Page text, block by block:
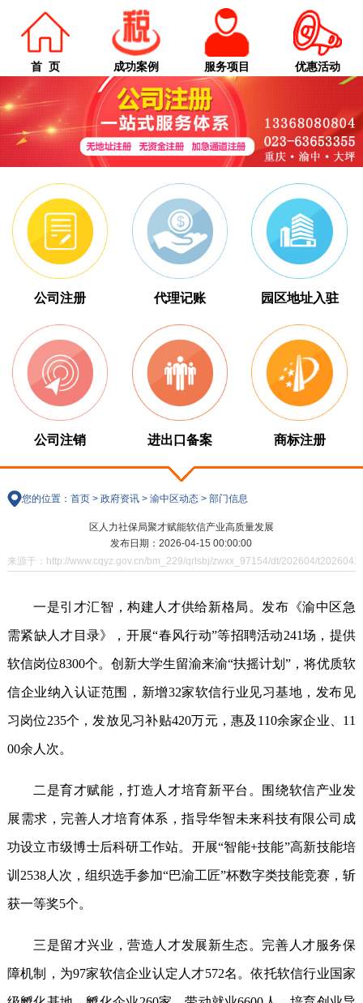
首 页 成功案例 服务项目 优惠活动
公司注册 代理记账 园区地址入驻
公司注销 进出口备案 商标注册
您的位置： 首页> 政府资讯> 渝中区动态> 部门信息
区人力社保局聚才赋能软信产业高质量发展
发布日期：2026-04-15 00:00:00
来源于：http://www.cqyz.gov.cn/bm_229/qrlsbj/zwxx_97154/dt/202604/
一是引才汇智，构建人才供给新格局。发布《渝中区急
需紧缺人才目录》，开展“春风行动”等招聘活动241场，提供
软信岗位8300个。创新大学生留渝来渝“扶摇计划” ，将优质软
信企业纳入认证范围，新增32家软信行业见习基地，发布见
习岗位235个，发放见习补贴420万元，惠及 110余家企业、 11
00余人次。
二是育才赋能，打造人才培育新平台。围绕软信产业发
展需求，完善人才培育体系，指导华智未来科技有限公司成
功设立市级博士后科研工作站。开展“智能+技能”高新技能培
训 2538人次，组织选手参加“巴渝工匠”杯数字类技能竞赛，斩
获一等奖5个。
三是留才兴业，营造人才发展新生态。完善人才服务保
障机制，为97家软信企业认定人才572名。依托软信行业国家